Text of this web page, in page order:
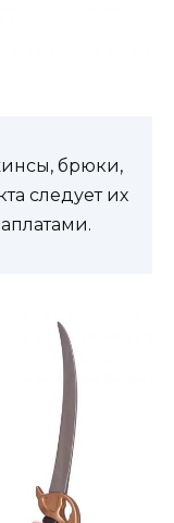
брюки,
следует их